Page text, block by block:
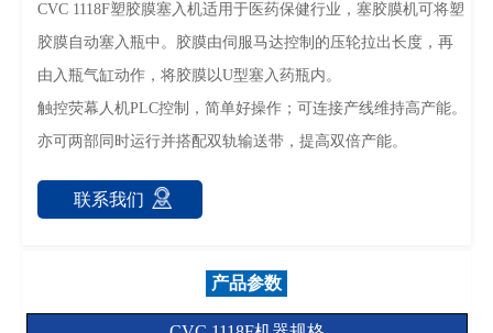
CVC 1118F塑胶膜塞入机适用于医药保健行业，塞胶膜机可将塑
胶膜自动塞入瓶中。胶膜由伺服马达控制的压轮拉出长度，再
由入瓶气缸动作，将胶膜以U型塞入药瓶内。
触控荧幕人机PLC控制，简单好操作；可连接产线维持高产能。
亦可两部同时运行并搭配双轨输送带，提高双倍产能。
联系我们
产品参数